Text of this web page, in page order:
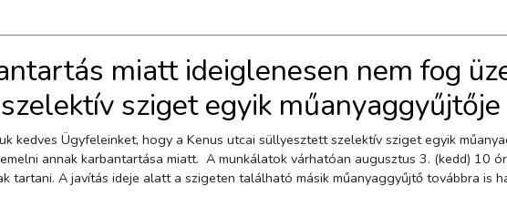
miatt ideiglenesen nem fog
sziget egyik műanyaggyűjtője
kedves Ügyfeleinket, hogy a Kenus utcai süllyesztett szelektív sziget egyik
annak karbantartása miatt. A munkálatok várhatóan augusztus 3. (kedd) 10
tartani. A javítás ideje alatt a szigeten található másik műanyaggyűjtő továbbra is